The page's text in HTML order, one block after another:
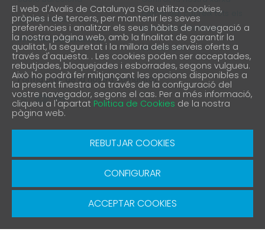
93 298 02 60
informacio@avalis.cat
comercial cobreix tots els
punts de Catalunya
901 900 214
Forma part de la nostra comunitat
Política de Cookies
Canal denúncia
El web d'Avalis de Catalunya SGR utilitza cookies,
pròpies i de tercers, per mantenir les seves
preferències i analitzar els seus hàbits de navegació a
la nostra pàgina web, amb la finalitat de garantir la
qualitat, la seguretat i la millora dels serveis oferts a
través d'aquesta. . Les cookies poden ser acceptades,
rebutjades, bloquejades i esborrades, segons vulgueu.
Això ho podrà fer mitjançant les opcions disponibles a
la present finestra oa través de la configuració del
vostre navegador, segons el cas. Per a més informació,
cliqueu a l'apartat Politica de Cookies de la nostra
pàgina web.
REBUTJAR COOKIES
CONFIGURAR
ACCEPTAR COOKIES